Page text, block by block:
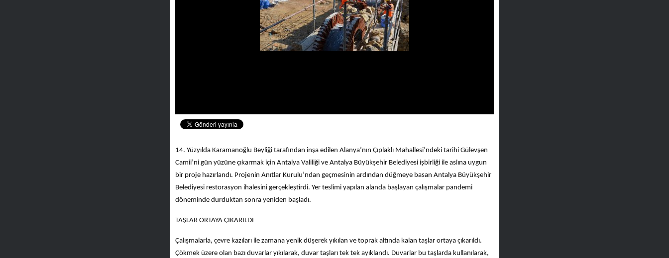
14. Yüzyılda Karamanoğlu Beyliği tarafından inşa edilen Alanya’nın Çıplaklı Mahallesi’ndeki tarihi Gülevşen
Camii’ni gün yüzüne çıkarmak için Antalya Valiliği ve Antalya Büyükşehir Belediyesi işbirliği ile aslına uygun
bir proje hazırlandı. Projenin Anıtlar Kurulu’ndan geçmesinin ardından düğmeye basan Antalya Büyükşehir
Belediyesi restorasyon ihalesini gerçekleştirdi. Yer teslimi yapılan alanda başlayan çalışmalar pandemi
döneminde durduktan sonra yeniden başladı.
TAŞLAR ORTAYA ÇIKARILDI
Çalışmalarla, çevre kazıları ile zamana yenik düşerek yıkılan ve toprak altında kalan taşlar ortaya çıkarıldı.
Çökmek üzere olan bazı duvarlar yıkılarak, duvar taşları tek tek ayıklandı. Duvarlar bu taşlarda kullanılarak,